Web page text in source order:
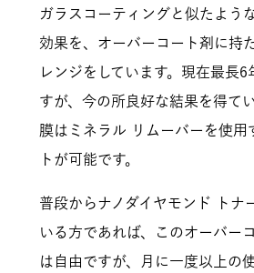
ガラスコーティングと似たよう
効果を、オーバーコート剤に持
レンジをしています。現在最長
すが、今の所良好な結果を得て
膜はミネラル リムーバーを使用
トが可能です。
普段からナノダイヤモンド トナ
いる方であれば、このオーバー
は自由ですが、月に一度以上の